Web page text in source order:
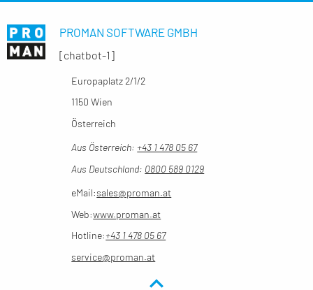
PROMAN SOFTWARE GMBH
[chatbot-1]
Europaplatz 2/1/2
1150 Wien
Österreich
Aus Österreich: +43 1 478 05 67
Aus Deutschland: 0800 589 0129
eMail:sales@proman.at
Web:www.proman.at
Hotline:+43 1 478 05 67
service@proman.at